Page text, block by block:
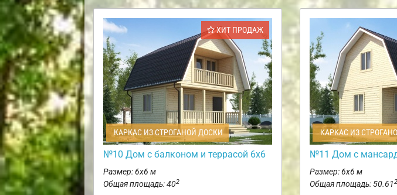
ХИТ ПРОДАЖ
КАРКАС ИЗ СТРОГАНОЙ ДОСКИ
№10 Дом с балконом и террасой 6х6
Размер: 6х6 м
Общая площадь: 402
КАРКАС ИЗ
№11 Дом с
Размер: 6х6 м
Общая площадь: 50.612